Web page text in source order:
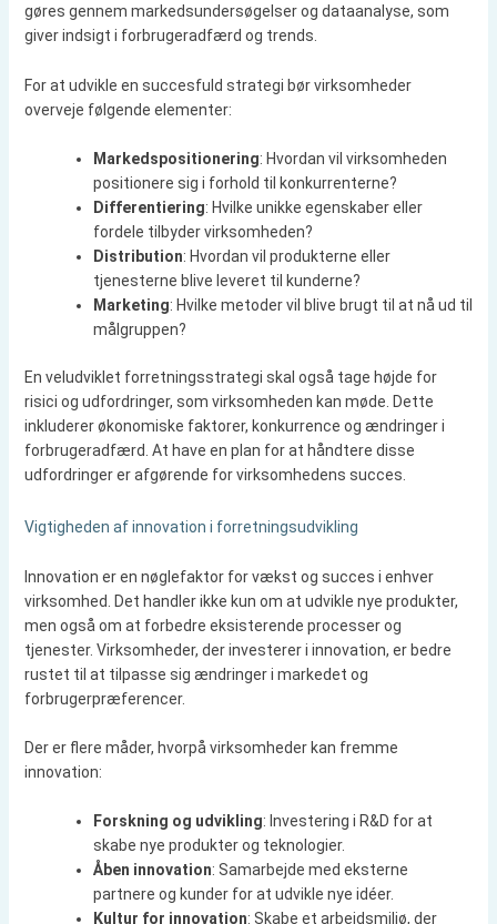
gøres gennem markedsundersøgelser og dataanalyse, som
giver indsigt i forbrugeradfærd og trends.
For at udvikle en succesfuld strategi bør virksomheder
overveje følgende elementer:
Markedspositionering: Hvordan vil virksomheden
positionere sig i forhold til konkurrenterne?
Differentiering: Hvilke unikke egenskaber eller
fordele tilbyder virksomheden?
Distribution: Hvordan vil produkterne eller
tjenesterne blive leveret til kunderne?
Marketing: Hvilke metoder vil blive brugt til at nå ud til
målgruppen?
En veludviklet forretningsstrategi skal også tage højde for
risici og udfordringer, som virksomheden kan møde. Dette
inkluderer økonomiske faktorer, konkurrence og ændringer i
forbrugeradfærd. At have en plan for at håndtere disse
udfordringer er afgørende for virksomhedens succes.
Vigtigheden af innovation i forretningsudvikling
Innovation er en nøglefaktor for vækst og succes i enhver
virksomhed. Det handler ikke kun om at udvikle nye produkter,
men også om at forbedre eksisterende processer og
tjenester. Virksomheder, der investerer i innovation, er bedre
rustet til at tilpasse sig ændringer i markedet og
forbrugerpræferencer.
Der er flere måder, hvorpå virksomheder kan fremme
innovation:
Forskning og udvikling: Investering i R&D for at
skabe nye produkter og teknologier.
Åben innovation: Samarbejde med eksterne
partnere og kunder for at udvikle nye idéer.
Kultur for innovation: Skabe et arbejdsmiljø, der